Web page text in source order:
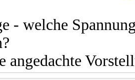
- welche
angedachte